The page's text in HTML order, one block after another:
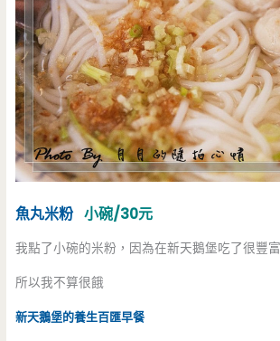
魚丸米粉小碗/30元
我點了小碗的米粉，因為在新天鵝堡吃了很豐
所以我不算很餓
新天鵝堡的養生百匯早餐